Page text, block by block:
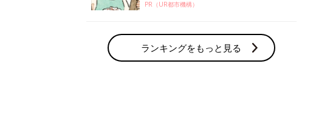
赤ちゃん・育児の人気テーマ
育児日記・マンガ